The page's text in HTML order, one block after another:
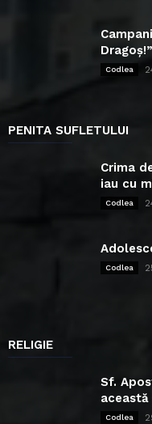
Dragoș!”
Codlea
PENITA SUFLETULUI
Crima
iau cu
Codlea
Codlea
RELIGIE
Sf.
Codlea